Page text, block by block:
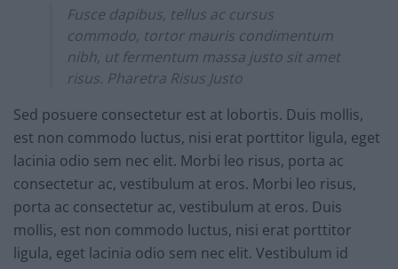
Fusce dapibus, tellus ac cursus
commodo, tortor mauris condimentum
nibh, ut fermentum massa justo sit amet
risus. Pharetra Risus Justo
Sed posuere consectetur est at lobortis. Duis mollis,
est non commodo luctus, nisi erat porttitor ligula, eget
lacinia odio sem nec elit. Morbi leo risus, porta ac
consectetur ac, vestibulum at eros. Morbi leo risus,
porta ac consectetur ac, vestibulum at eros. Duis
mollis, est non commodo luctus, nisi erat porttitor
ligula, eget lacinia odio sem nec elit. Vestibulum id